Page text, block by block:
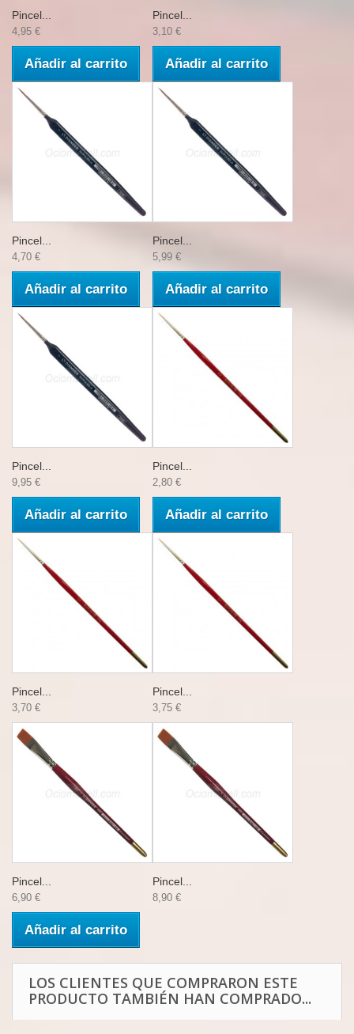
Pincel...
4,95 €
Añadir al carrito
Pincel...
3,10 €
Añadir al carrito
Pincel...
4,70 €
Añadir al carrito
Pincel...
5,99 €
Añadir al carrito
Pincel...
9,95 €
Añadir al carrito
Pincel...
2,80 €
Añadir al carrito
Pincel...
3,70 €
Pincel...
3,75 €
Pincel...
6,90 €
Añadir al carrito
Pincel...
8,90 €
LOS CLIENTES QUE COMPRARON ESTE
PRODUCTO TAMBIÉN HAN COMPRADO...